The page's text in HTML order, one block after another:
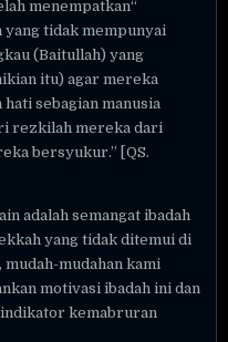
menempatkan
yang tidak mempunyai
(Baitullah) yang
itu) agar mereka
sebagian manusia
rezkilah mereka dari
bersyukur.” [QS.
adalah semangat ibadah
yang tidak ditemui di
mudahan kami
motivasi ibadah ini dan
indikator kemabruran